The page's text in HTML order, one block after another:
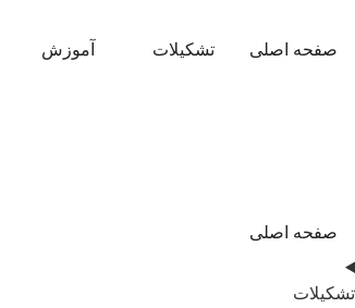
صفحه اصلی تشکیلات آموزش
صفحه اصلی
تشکیلات